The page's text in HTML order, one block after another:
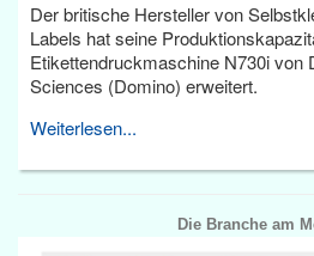
Der britische Hersteller von
Labels hat seine
Etikettendruckmaschine N730i von
Sciences (Domino) erweitert.
Weiterlesen...
Die Branche am